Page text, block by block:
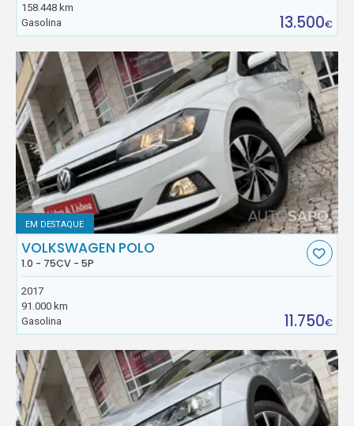
158.448 km
Gasolina
13.500€
EM DESTAQUE
VOLKSWAGEN POLO
1.0 - 75CV - 5P
2017
91.000 km
Gasolina
11.750€